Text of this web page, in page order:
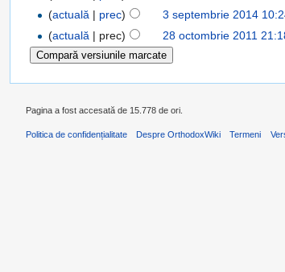
(actuală | prec) 3 septembrie 2014
(actuală | prec) 28 octombrie 2011
Pagina a fost accesată de 15.778 de ori.
Politica de confidențialitate Despre OrthodoxWiki Termeni